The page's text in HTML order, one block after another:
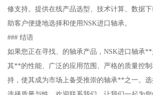
修支持。提供在线产品选型、技术计算、数据
助客户便捷地选择和使用NSK进口轴承。
### 结语
如果您正在寻找、的轴承产品，NSK进口轴承**
其**的性能、广泛的应用范围、严格的质量控
持，使其成为市场上备受推崇的轴承**之一。选